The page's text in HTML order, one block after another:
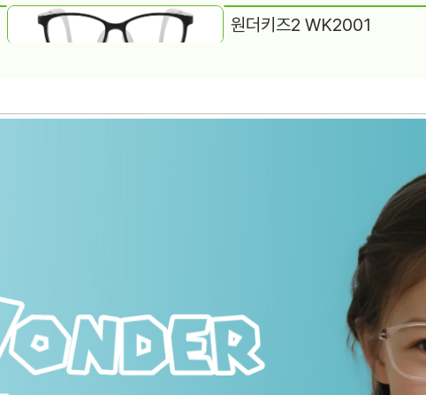
원더키즈2 WK2001